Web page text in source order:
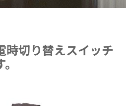
時切り替えスイッチ